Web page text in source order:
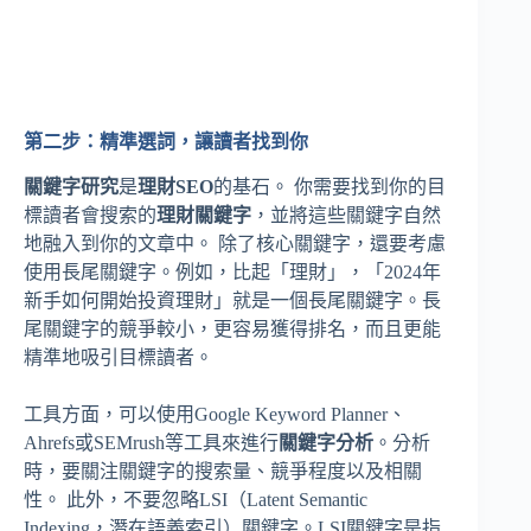
第二步：精準選詞，讓讀者找到你
關鍵字研究是理財SEO的基石。 你需要找到你的目
標讀者會搜索的理財關鍵字 ，並將這些關鍵字自然
地融入到你的文章中。 除了核心關鍵字，還要考慮
使用長尾關鍵字。例如，比起「理財」，「2024年
新手如何開始投資理財」就是一個長尾關鍵字。長
尾關鍵字的競爭較小，更容易獲得排名，而且更能
精準地吸引目標讀者。
工具方面，可以使用Google Keyword Planner、
Ahrefs或SEMrush等工具來進行關鍵字分析 。分析
時，要關注關鍵字的搜索量、競爭程度以及相關
性。 此外，不要忽略LSI（Latent Semantic